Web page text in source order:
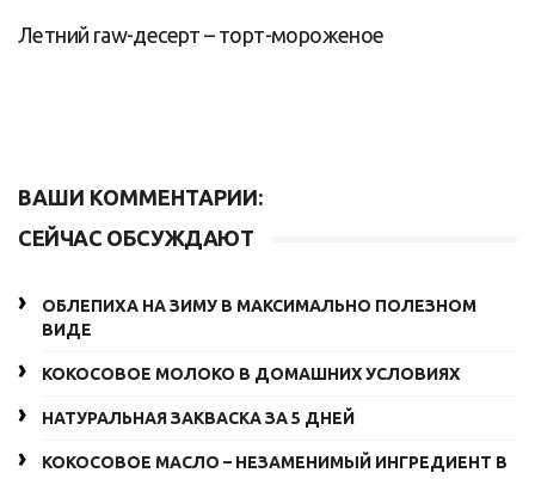
Летний raw-десерт – торт-мороженое
ВАШИ КОММЕНТАРИИ:
СЕЙЧАС ОБСУЖДАЮТ
ОБЛЕПИХА НА ЗИМУ В МАКСИМАЛЬНО ПОЛЕЗНОМ
ВИДЕ
КОКОСОВОЕ МОЛОКО В ДОМАШНИХ УСЛОВИЯХ
НАТУРАЛЬНАЯ ЗАКВАСКА ЗА 5 ДНЕЙ
КОКОСОВОЕ МАСЛО – НЕЗАМЕНИМЫЙ ИНГРЕДИЕНТ В